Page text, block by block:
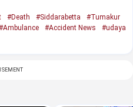
#Death #Siddarabetta
#Tumakur
#Accident News
#udaya